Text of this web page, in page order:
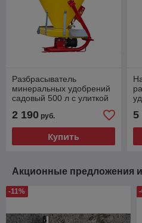
Разбрасыватель
минеральных удобрений
садовый 500 л с улиткой
2 190 руб.
Купить
5
Акционные предложения
-11%